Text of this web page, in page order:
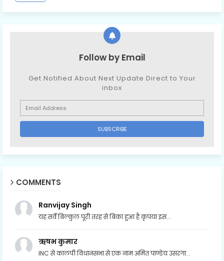
Follow by Email
Get Notified About Next Update Direct to Your
inbox
COMMENTS
Ranvijay Singh
यह सर्वे बिल्कुल पूरी तरह से बिका हुआ है कृपया इस...
ऋषभ कुमार
INC से कालपी विधानसभा से एक नाम अमित पाण्डेय उसरगा...